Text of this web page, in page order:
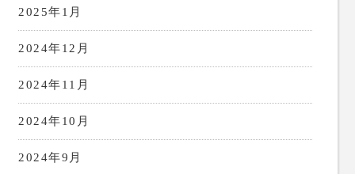
2025年1月
2024年12月
2024年11月
2024年10月
2024年9月